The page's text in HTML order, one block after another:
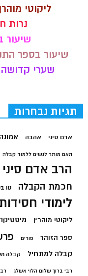
ליקוטי
נרות
שיעור
שיעור בספר
שערי קדושה
תגיות נבחרות
אדם סיני אהבה אמונה
האם מותר לנשים ללמוד קבלה
הרב אדם סיני
חכמת הקבלה טו
לימודי
ליקוטי מוהר"ן
ספר הזוהר פורים
קבלה למתחיל קבלה
רבי ברוך שלום הלוי אשלג